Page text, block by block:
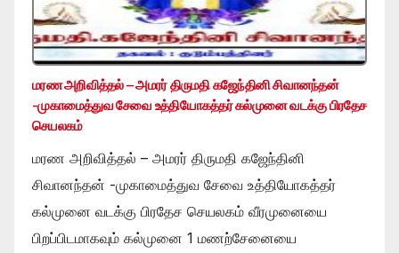
மரண அறிவித்தல் – அமரர் திருமதி கஜேந்தினி சிவானந்தன்
-முகாமைத்துவ சேவை உத்தியோகத்தர் கல்முனை வடக்கு பிரதேச
செயலகம்
மரண அறிவித்தல் – அமரர் திருமதி கஜேந்தினி
சிவானந்தன் -முகாமைத்துவ சேவை உத்தியோகத்தர்
கல்முனை வடக்கு பிரதேச செயலகம் வீரமுனையை
பிறப்பிடமாகவும் கல்முனை 1 மணற்சேனையை